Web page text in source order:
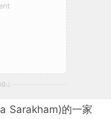
Sarakham)的一家